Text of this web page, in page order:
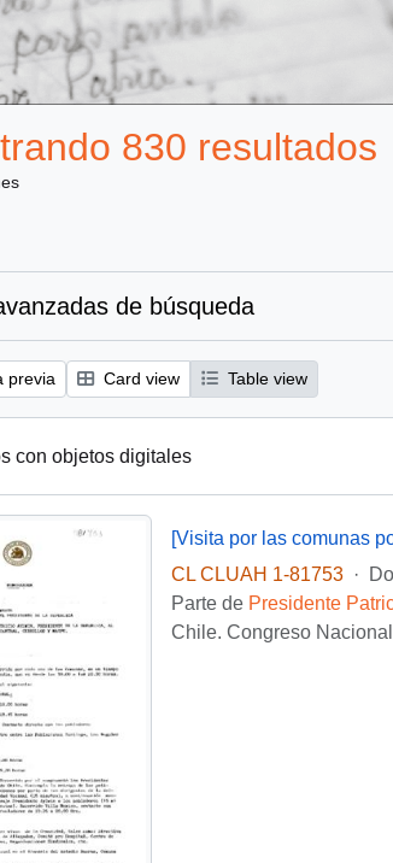
830 resultados
de búsqueda
previa Card view Table view
con objetos digitales
[Visita por las comunas
CL CLUAH 1-81753
·
Parte de Presidente
Chile. Congreso